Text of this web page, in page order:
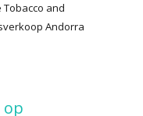
and
Andorra